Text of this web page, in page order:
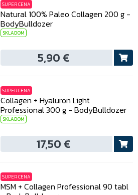
SUPER CENA
Natural 100% Paleo Collagen 200 g -
BodyBulldozer
SKLADOM
5,90 €
SUPER CENA
Collagen + Hyaluron Light
Professional 300 g - BodyBulldozer
SKLADOM
17,50 €
SUPER CENA
MSM + Collagen Professional 90 tabl